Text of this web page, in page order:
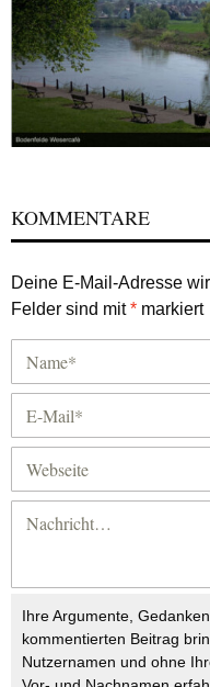
KOMMENTARE
Deine E-Mail-Adresse
Felder sind mit* markiert
Ihre Argumente,
kommentierten Beitrag
Nutzernamen und ohne